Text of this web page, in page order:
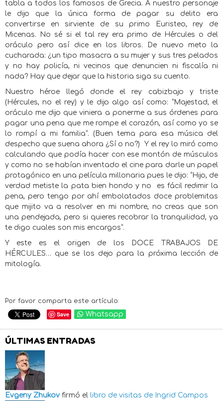
tabla a todos los famosos de Grecia. A nuestro personaje
le dijo que la única forma de pagar su delito era
convertirse en sirviente de su primo Euristeo, rey de
Micenas. No sé si el tal rey era primo de Hércules o del
oráculo pero así dice en los libros. De nuevo meto la
cucharada: ¿un tipo masacra a su mujer y sus tres pelados
y no hay policía, ni vecinos que denuncien ni fiscalía ni
nada? Hay que dejar que la historia siga su cuento.
Nuestro héroe llegó donde el rey cabizbajo y triste
(Hércules, no el rey) y le dijo algo así como: “Majestad, el
oráculo me dijo que viniera a ponerme a sus órdenes para
pagar una pena que me rompe el corazón, así como yo se
lo rompí a mi familia”. (Buen tema para esa música del
despecho que suena ahora ¿Sí o no?)
Y el rey lo miró como
calculando que podía hacer con ese montón de músculos
y como no se habían inventado el cine para darle un papel
protagónico en una película millonaria pues le dijo: “Hijo, de
verdad metiste la pata bien hondo y no
es fácil redimir la
pena, pero tengo por ahí embolatados doce problemitas
que mijito va a resolver en mi nombre, no creas que son
una pendejada, pero si quieres recobrar la tranquilidad, ya
te digo cuales son mis encargos”.
Y este es el origen de los DOCE TRABAJOS DE
HÉRCULES… que se los dejo para la próxima lección de
mitología.
Por favor comparta este artículo:
Save Whatsapp
ÚLTIMAS ENTRADAS
Evgeny Zhukov firmó el libro de visitas de Ingrid Campos